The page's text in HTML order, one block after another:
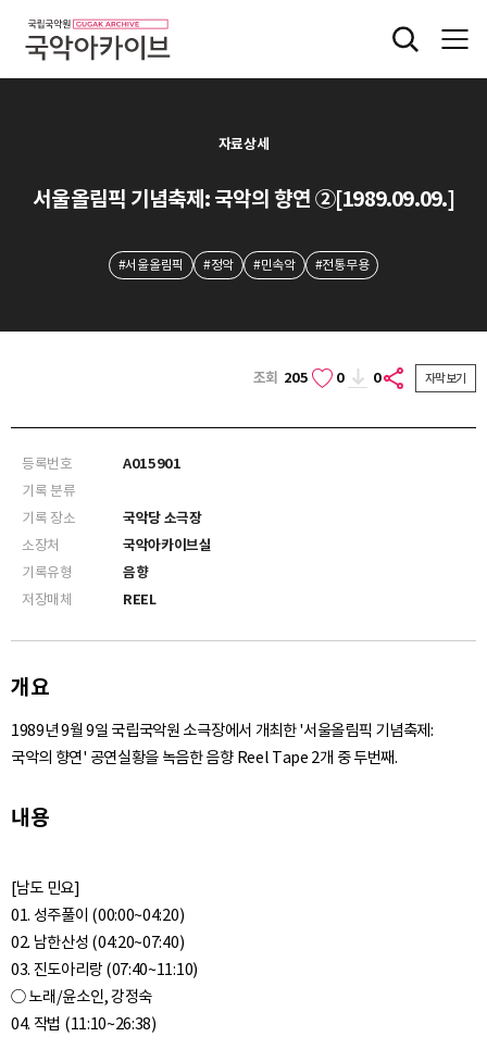
자료상세
서울올림픽 기념축제: 국악의 향연 ②[1989.09.09.]
#서울올림픽 #정악 #민속악 #전통무용
조회 205 0 0 자막보기
등록번호
A015901
기록 분류
기록 장소
국악당 소극장
소장처
국악아카이브실
기록유형
음향
저장매체
REEL
개요
1989년 9월 9일 국립국악원 소극장에서 개최한 '서울올림픽 기념축제:
국악의 향연' 공연실황을 녹음한 음향 Reel Tape 2개 중 두번째.
내용
[남도 민요]
01. 성주풀이 (00:00~04:20)
02. 남한산성 (04:20~07:40)
03. 진도아리랑 (07:40~11:10)
○ 노래/윤소인, 강정숙
04. 작법 (11:10~26:38)